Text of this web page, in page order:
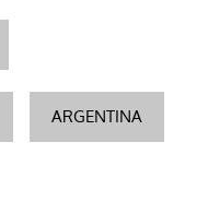
ARGENTINA